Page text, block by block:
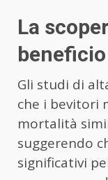
La
Gli studi di
che i bevitori
mortalità
suggerendo
significativi